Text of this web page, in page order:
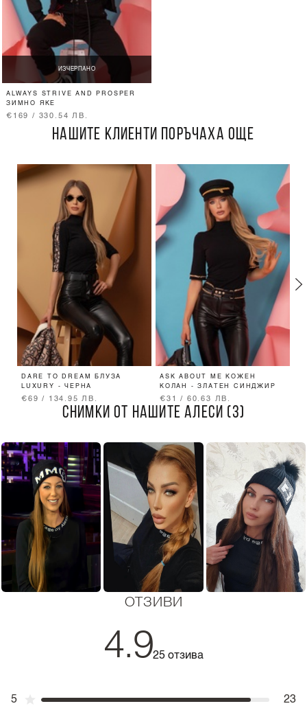
ИЗЧЕРПАНО
ALWAYS STRIVE AND PROSPER
ЗИМНО ЯКЕ
€169 / 330.54 ЛВ.
НАШИТЕ КЛИЕНТИ ПОРЪЧАХА ОЩЕ
DARE TO DREAM БЛУЗА
LUXURY - ЧЕРНА
€69 / 134.95 ЛВ.
ASK ABOUT ME КОЖЕН
КОЛАН - ЗЛАТЕН СИНДЖИР
€31 / 60.63 ЛВ.
СНИМКИ ОТ НАШИТЕ АЛЕСИ (3)
ОТЗИВИ
4.925 отзива
5
23